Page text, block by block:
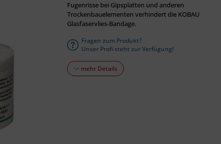
Fugenrisse bei Gipsplatten und anderen
Trockenbauelementen verhindert die KOBAU
Glasfaservlies-Bandage.
Fragen zum Produkt?
Unser Profi steht zur Verfügung!
mehr Details